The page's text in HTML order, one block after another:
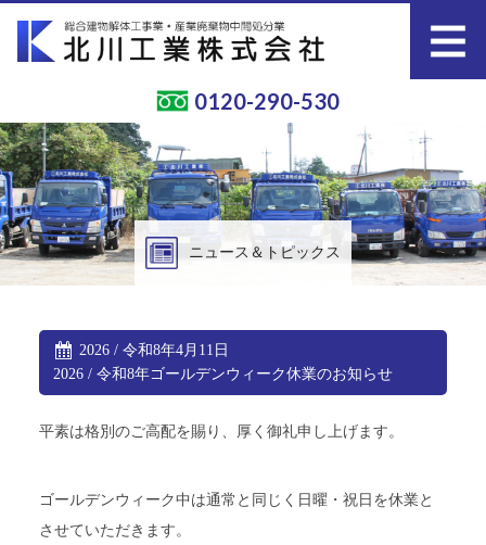
0120-290-530
ニュース＆トピックス
会社概要
工事経歴
プラント紹介
2026 / 令和8年4月11日
2026 / 令和8年ゴールデンウィーク休業のお知らせ
平素は格別のご高配を賜り、厚く御礼申し上げます。
ゴールデンウィーク中は通常と同じく日曜・祝日を休業と
させていただきます。